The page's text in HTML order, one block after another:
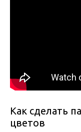
Как сделать
цветов